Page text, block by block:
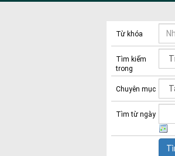
Từ khóa
Tìm kiếm
trong
Chuyên mục
Tìm từ ngày